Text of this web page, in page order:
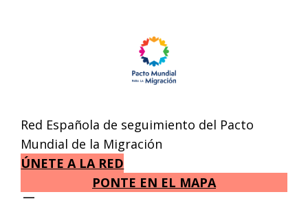
Red Española de seguimiento del Pacto
Mundial de la Migración
ÚNETE A LA RED
PONTE EN EL MAPA